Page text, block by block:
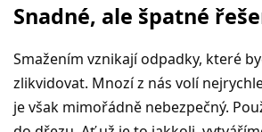
Snadné, ale špatné
Smažením vznikají odpadky, které
zlikvidovat. Mnozí z nás volí
je však mimořádně nebezpečný.